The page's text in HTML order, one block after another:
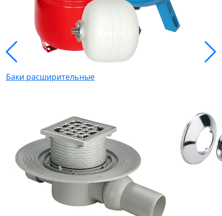
Баки расширительные